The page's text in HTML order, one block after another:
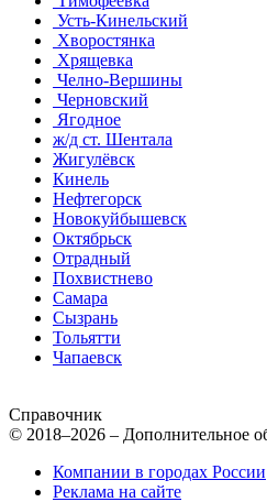
Усть-Кинельский
Хворостянка
Хрящевка
Челно-Вершины
Черновский
Ягодное
ж/д ст. Шентала
Жигулёвск
Кинель
Нефтегорск
Новокуйбышевск
Октябрьск
Отрадный
Похвистнево
Самара
Сызрань
Тольятти
Чапаевск
Справочник
© 2018–2026 – Дополнительное
Компании в городах России
Реклама на сайте